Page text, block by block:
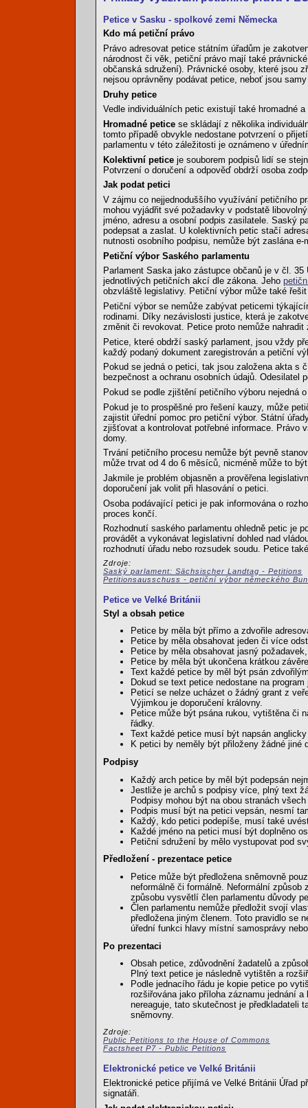
Petice v Sasku - spolkové zemi Německa
Kdo má petiční právo
Právo adresovat petice státním úřadům je
národnost či věk, petiční právo mají také
občanská sdružení). Právnické osoby, které jsou
nejsou oprávněny podávat petice, neboť jsou
Druhy petice
Vedle individuálních petic existují také hromadné
Hromadné petice se skládají z několika
tomto případě obvykle nedostane potvrzení o
parlamentu v této záležitosti je oznámeno v
Kolektivní petice je souborem podpisů lidí se
Potvrzení o doručení a odpověď obdrží osoba
Jak podat petici
V zájmu co nejjednoduššího využívání petičního
mohou vyjádřit své požadavky v podstatě
jméno, adresu a osobní podpis zasilatele. Saský
podepsat a zaslat. U kolektivních petic stačí
nutnosti osobního podpisu, nemůže být zaslána e-
Petiční výbor Saského parlamentu
Parlament Saska jako zástupce občanů je v čl.
jednotlivých petičních akcí dle zákona. Jeho
obzvláště legislativy. Petiční výbor může také
Petiční výbor se nemůže zabývat peticemi
rodinami. Díky nezávislosti justice, která je
změnit či revokovat. Petice proto nemůže
Petice, které obdrží saský parlament, jsou vždy
každý podaný dokument zaregistrován a petiční
Pokud se jedná o petici, tak jsou založena akta s
bezpečnost a ochranu osobních údajů. Odesilatel
Pokud se podle zjištění petičního výboru nejedná
Pokud je to prospěšné pro řešení kauzy, může
zajistit úřední pomoc pro petiční výbor. Státní
zjišťovat a kontrolovat potřebné informace. Právo
domy.
Trvání petičního procesu nemůže být pevně
může trvat od 4 do 6 měsíců, nicméně může to
Jakmile je problém objasněn a prověřena
doporučení jak volit při hlasování o petici.
Osoba podávající petici je pak informována o
proces končí.
Rozhodnutí saského parlamentu ohledně petic je
provádět a vykonávat legislativní dohled nad
rozhodnutí úřadu nebo rozsudek soudu. Petice
Zdroje:
Saský parlament: Sächsischer Landtag - Petitions
Petitionsausschuss - petiční výbor německého
Petice ve Velké Británii
Styl a obsah petice
Petice by měla být přímo a zdvořile
Petice by měla obsahovat jeden či více
Petice by měla obsahovat jasný
Petice by měla být ukončena krátkou
Text každé petice by měl být psán
Dokud se text petice nedostane na
Peticí se nelze ucházet o žádný grant z
Výjimkou je doporučení královny.
Petice může být psána rukou, vytištěna či
řádky.
Text každé petice musí být napsán
K petici by neměly být přiloženy žádné jiné
Podpisy
Každý arch petice by měl být podepsán
Jestliže je archů s podpisy více, plný text
Podpisy mohou být na obou stranách
Podpis musí být na petici vepsán, nesmí
Každý, kdo petici podepíše, musí také
Každé jméno na petici musí být doplněno
Petiční sdružení by mělo vystupovat pod
Předložení - prezentace petice
Petice může být předložena sněmovně
neformálně či formálně. Neformální
způsobu vysvětlí člen parlamentu důvody
Člen parlamentu nemůže předložit svojí
předložena jiným členem. Toto pravidlo se
úřední funkci hlavy místní samosprávy
Po prezentaci
Obsah petice, zdůvodnění žadatelů a
Plný text petice je následně vytištěn a
Podle jednacího řádu je kopie petice po
rozšiřována jako příloha záznamu jednání
nereaguje, tato skutečnost je předkladateli
sněmovny.
Zdroje:
Public Petitions to the House of Commons
Factsheet P7 - Public Petitions
Elektronické petice ve Velké Británii
Elektronické petice přijímá ve Velké Británii Úřad
signatáři.